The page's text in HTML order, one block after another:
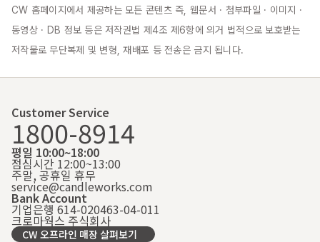
CW 홈페이지에서 제공하는 모든 콘텐츠 즉, 웹문서 · 첨부파일 · 이미지 ·
동영상 · DB 정보 등은 저작권법 제4조 제6항에 의거 법적으로 보호받는
저작물로 무단복제 및 변형, 재배포 등 전송은 금지 됩니다.
Customer Service
1800-8914
평일 10:00~18:00
점심시간 12:00~13:00
주말, 공휴일 휴무
service@candleworks.com
Bank Account
기업은행 614-020463-04-011
크로마웍스 주식회사
CW 오프라인 매장 살펴보기